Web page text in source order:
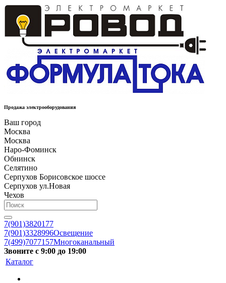
Продажа электрооборудования
Ваш город
Москва
Москва
Наро-Фоминск
Обнинск
Селятино
Серпухов Борисовское шоссе
Серпухов ул.Новая
Чехов
7(901)3820177
7(901)3328996Освещение
7(499)7077157Многоканальный
Звоните с 9:00 до 19:00
Каталог